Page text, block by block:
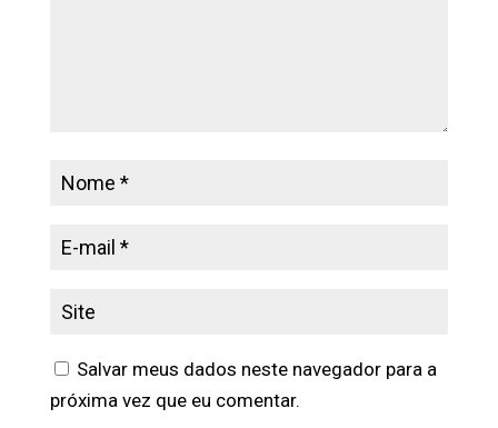
Salvar meus dados neste navegador para a
próxima vez que eu comentar.